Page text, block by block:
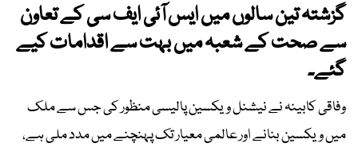
گزشتہ تین سالوں میں ایس آئی ایف سی کے تعاون
سے صحت کے شعبہ میں بہت سے اقدامات کیے
گئے۔
وفاقی کابینہ نے نیشنل ویکسین پالیسی منظور کی جس سے ملک
میں ویکسین بنانے اور عالمی معیار تک پہنچنے میں مدد ملی ہے،